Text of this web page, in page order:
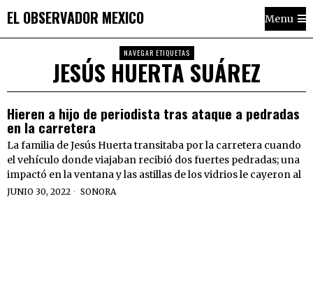
EL OBSERVADOR MEXICO Menu
NAVEGAR ETIQUETAS
JESÚS HUERTA SUÁREZ
Hieren a hijo de periodista tras ataque a pedradas
en la carretera
La familia de Jesús Huerta transitaba por la carretera cuando
el vehículo donde viajaban recibió dos fuertes pedradas; una
impactó en la ventana y las astillas de los vidrios le cayeron al
JUNIO 30, 2022 SONORA